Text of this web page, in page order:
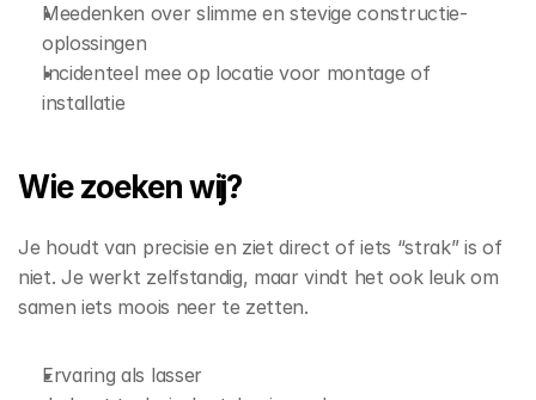
Meedenken over slimme en stevige constructie-
oplossingen
Incidenteel mee op locatie voor montage of
installatie
Wie zoeken wij?
Je houdt van precisie en ziet direct of iets “strak” is of
niet. Je werkt zelfstandig, maar vindt het ook leuk om
samen iets moois neer te zetten.
Ervaring als lasser